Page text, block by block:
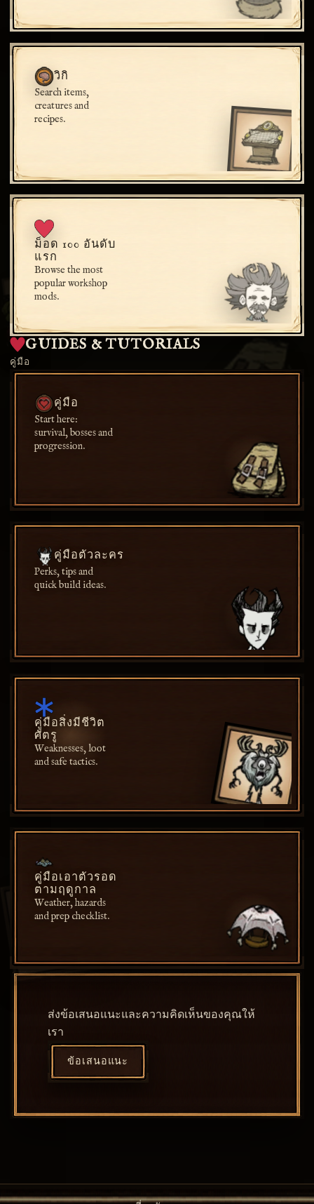
วิกิ
Search items,
creatures and
recipes.
ม็อด 100 อันดับ
แรก
Browse the most
popular workshop
mods.
GUIDES & TUTORIALS
คู่มือ
คู่มือ
Start here:
survival, bosses and
progression.
คู่มือตัวละคร
Perks, tips and
quick build ideas.
คู่มือสิ่งมีชีวิต
ศัตรู
Weaknesses, loot
and safe tactics.
คู่มือเอาตัวรอด
ตามฤดูกาล
Weather, hazards
and prep checklist.
ส่งข้อเสนอแนะและความคิดเห็นของคุณให้
เรา
ข้อเสนอแนะ